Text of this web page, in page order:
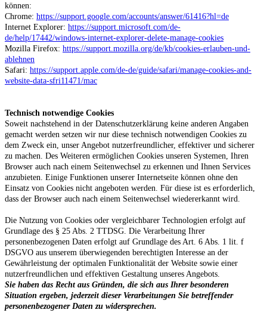
können:
Chrome: https://support.google.com/accounts/answer/61416?hl=de
Internet Explorer: https://support.microsoft.com/de-
de/help/17442/windows-internet-explorer-delete-manage-cookies
Mozilla Firefox: https://support.mozilla.org/de/kb/cookies-erlauben-und-
ablehnen
Safari: https://support.apple.com/de-de/guide/safari/manage-cookies-and-
website-data-sfri11471/mac
Technisch notwendige Cookies
Soweit nachstehend in der Datenschutzerklärung keine anderen Angaben
gemacht werden setzen wir nur diese technisch notwendigen Cookies zu
dem Zweck ein, unser Angebot nutzerfreundlicher, effektiver und sicherer
zu machen. Des Weiteren ermöglichen Cookies unseren Systemen, Ihren
Browser auch nach einem Seitenwechsel zu erkennen und Ihnen Services
anzubieten. Einige Funktionen unserer Internetseite können ohne den
Einsatz von Cookies nicht angeboten werden. Für diese ist es erforderlich,
dass der Browser auch nach einem Seitenwechsel wiedererkannt wird.
Die Nutzung von Cookies oder vergleichbarer Technologien erfolgt auf
Grundlage des § 25 Abs. 2 TTDSG. Die Verarbeitung Ihrer
personenbezogenen Daten erfolgt auf Grundlage des Art. 6 Abs. 1 lit. f
DSGVO aus unserem überwiegenden berechtigten Interesse an der
Gewährleistung der optimalen Funktionalität der Website sowie einer
nutzerfreundlichen und effektiven Gestaltung unseres Angebots.
Sie haben das Recht aus Gründen, die sich aus Ihrer besonderen
Situation ergeben, jederzeit dieser Verarbeitungen Sie betreffender
personenbezogener Daten zu widersprechen.